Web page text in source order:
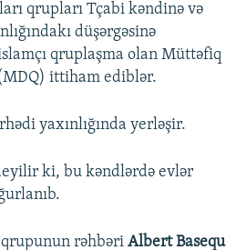
qrupları Tçabi kəndinə və
düşərgəsinə
qruplaşma olan Müttəfiq
ittiham ediblər.
yaxınlığında yerləşir.
ki, bu kəndlərdə evlər
qrupunun rəhbəri Albert Basequ